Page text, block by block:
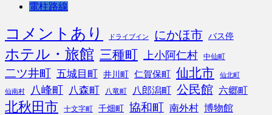
電柱路線
コメントあり ドライブイン にかほ市 バス停
ホテル・旅館 三種町 上小阿仁村 中仙町
二ツ井町 五城目町 井川町 仁賀保町 仙北市 仙北町
仙南村 八峰町 八森町 八竜町 八郎潟町 公民館 六郷町
北秋田市 十文字町 千畑町 協和町 南外村 博物館